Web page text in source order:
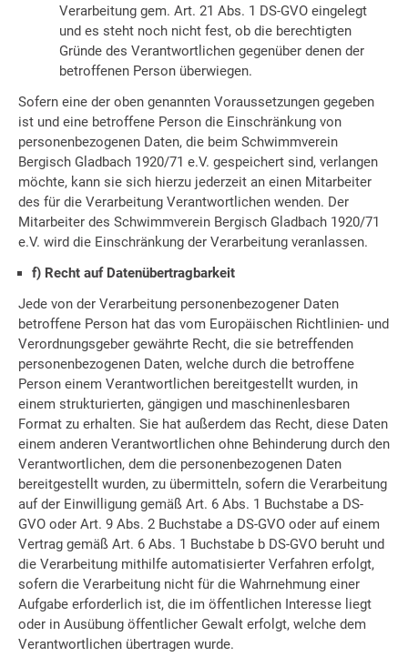
Verarbeitung gem. Art. 21 Abs. 1 DS-GVO eingelegt
und es steht noch nicht fest, ob die berechtigten
Gründe des Verantwortlichen gegenüber denen der
betroffenen Person überwiegen.
Sofern eine der oben genannten Voraussetzungen gegeben
ist und eine betroffene Person die Einschränkung von
personenbezogenen Daten, die beim Schwimmverein
Bergisch Gladbach 1920/71 e.V. gespeichert sind, verlangen
möchte, kann sie sich hierzu jederzeit an einen Mitarbeiter
des für die Verarbeitung Verantwortlichen wenden. Der
Mitarbeiter des Schwimmverein Bergisch Gladbach 1920/71
e.V. wird die Einschränkung der Verarbeitung veranlassen.
f) Recht auf Datenübertragbarkeit
Jede von der Verarbeitung personenbezogener Daten
betroffene Person hat das vom Europäischen Richtlinien- und
Verordnungsgeber gewährte Recht, die sie betreffenden
personenbezogenen Daten, welche durch die betroffene
Person einem Verantwortlichen bereitgestellt wurden, in
einem strukturierten, gängigen und maschinenlesbaren
Format zu erhalten. Sie hat außerdem das Recht, diese Daten
einem anderen Verantwortlichen ohne Behinderung durch den
Verantwortlichen, dem die personenbezogenen Daten
bereitgestellt wurden, zu übermitteln, sofern die Verarbeitung
auf der Einwilligung gemäß Art. 6 Abs. 1 Buchstabe a DS-
GVO oder Art. 9 Abs. 2 Buchstabe a DS-GVO oder auf einem
Vertrag gemäß Art. 6 Abs. 1 Buchstabe b DS-GVO beruht und
die Verarbeitung mithilfe automatisierter Verfahren erfolgt,
sofern die Verarbeitung nicht für die Wahrnehmung einer
Aufgabe erforderlich ist, die im öffentlichen Interesse liegt
oder in Ausübung öffentlicher Gewalt erfolgt, welche dem
Verantwortlichen übertragen wurde.